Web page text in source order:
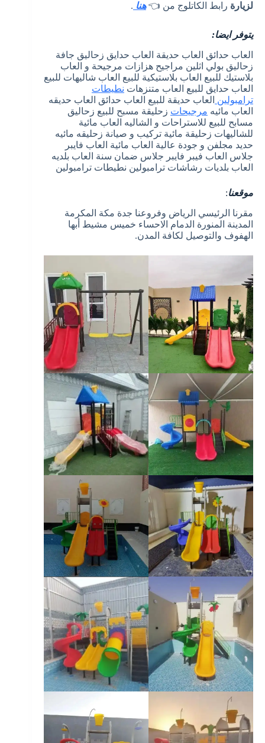
لزيارة رابط الكاتلوج من 👈هنا .
يتوفر ايضا:
العاب حدائق العاب حديقة العاب حدايق زحاليق جافة
زحاليق بولي اثلين مراجيح هزازات مرجيحة و العاب
بلاستيك للبيع العاب بلاستيكية للبيع العاب شاليهات للبيع
العاب حدايق للبيع العاب متنزهات نطيطات
ترامبولين العاب حديقة للبيع العاب حدائق العاب حديقه
العاب مائيه مرجيحات زحليقة مسبح للبيع زحاليق
مسابح للبيع للاستراحات و الشاليه العاب مائية
للشاليهات زحليقة مائية تركيب و صيانة زحليقه مائيه
حديد مجلفن و جودة عالية العاب مائية العاب فايبر
جلاس العاب فيبر فايبر جلاس ضمان سنة العاب بلديه
العاب بلديات رشاشات ترامبولين نطيطات ترامبولين
موقعنا:
مقرنا الرئيسي الرياض وفروعنا جدة مكة المكرمة
المدينة المنورة الدمام الاحساء خميس مشيط أبها
الهفوف والتوصيل لكافة المدن.